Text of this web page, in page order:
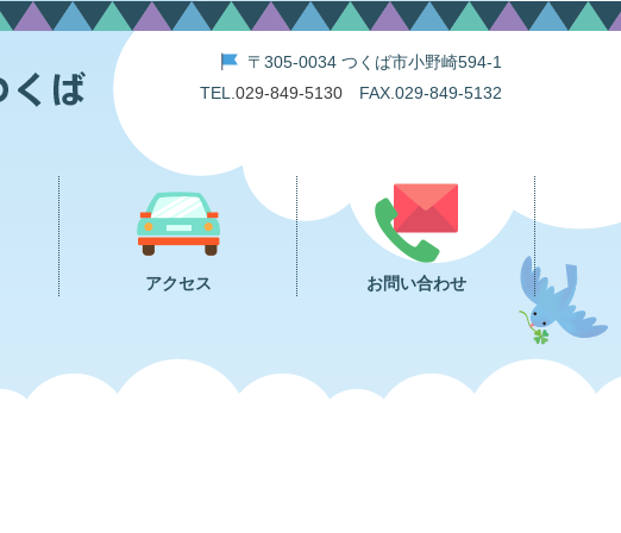
〒305-0034 つくば市小野崎594-1
TEL. 029-849-5130 FAX.029-849-5132
アクセス お問い合わせ